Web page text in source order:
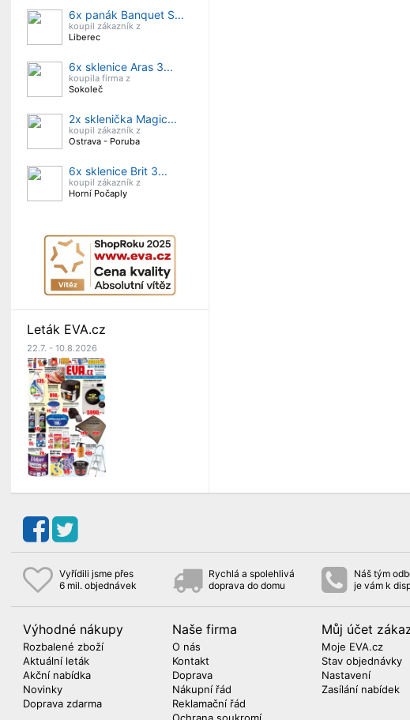
6x panák Banquet S...
koupil zákazník z
Liberec
6x sklenice Aras 3...
koupila firma z
Sokoleč
2x sklenička Magic...
koupil zákazník z
Ostrava - Poruba
6x sklenice Brit 3...
koupil zákazník z
Horní Počaply
Leták EVA.cz
22.7. - 10.8.2026
Vyřídili jsme přes
6 mil. objednávek
Rychlá a spolehlivá
doprava do domu
Náš tým
je vám k
Výhodné nákupy
Rozbalené zboží
Aktuální leták
Akční nabídka
Novinky
Doprava zdarma
Naše firma
O nás
Kontakt
Doprava
Nákupní řád
Reklamační řád
Můj účet
Moje EVA.cz
Stav objednávky
Nastavení
Zasílání nabídek